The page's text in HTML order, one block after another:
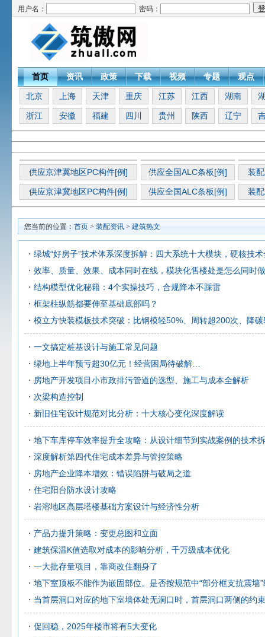
用户名： 密码：
首页 资讯 政策 下载 视频 专题 观点
北京 上海 天津 重庆 江苏 江西 湖南
浙江 安徽 福建 四川 贵州 陕西 辽宁
供应京津冀地区PC构件[例] 供应全国ALC条板[例] 装
供应京津冀地区PC构件[例] 供应全国ALC条板[例] 装
您当前的位置： 首页 > 装配资讯 > 建筑热文
绿城“好房子”技术体系深度拆解：四大系统十大模块，硬核技术
效率、质量、效果、成本同时在线，模块化售楼处是怎么同时
结构模型优化秘籍：4个实操技巧，合规降本不踩雷
框架柱纵筋都要伸至基础底部吗？
模立方快装模板技术突破：比钢模轻50%、周转超200次、降碳
一文搞定桩基设计与施工常见问题
绿地上半年预亏超30亿元！经营困局待破解…
房地产开发项目小市政排污管道的选型、施工与成本全解析
次梁构造控制
新旧住宅设计规范对比分析：十大核心变化深度解读
地下车库停车效率提升全攻略：从设计细节到实战案例的技术
深度解析第四代住宅成本差异与管控策略
房地产企业降本增效：错误陷阱与破局之道
住宅阳台防水设计攻略
岩溶地区高层塔楼基础方案设计与经济性分析
产品力提升策略：变更总图和立面
建筑保温K值选取对成本的影响分析，千万级成本优化
一大批存量项目，靠商改住翻身了
地下室顶板不能作为嵌固部位。是否按规范中“部分框支抗震墙”
当首层洞口对应的地下室墙体处无洞口时，首层洞口两侧的约
促回稳，2025年楼市将有5大变化